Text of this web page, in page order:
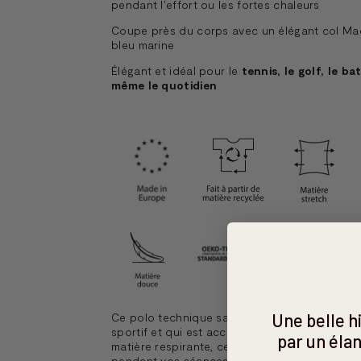
pendant l'effort ou les fortes chaleurs
Coupe près du corps avec un élégant col
bleu marine
Élégant et idéal pour le tennis, le golf, le
même le quotidien
Ce polo technique saura vous séduire par
sportif et qui est accompagné de son col
matière respirante, ce polo allie style et
Une belle
par un